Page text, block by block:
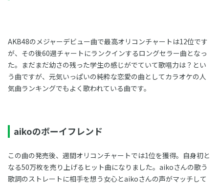
AKB48のメジャーデビュー曲で最高オリコンチャートは12位です
が、その後60週チャートにランクインするロングセラー曲となっ
た。まだまだ幼さの残った学生の感じがでていて歌唱力は？とい
う曲ですが、元気いっぱいの純粋な恋愛の曲としてカラオケの人
気曲ランキングでもよく歌われている曲です。
aikoのボーイフレンド
この曲の発売後、週間オリコンチャートでは1位を獲得。自身初と
なる50万枚を売り上げるヒット曲になりました。aikoさんの歌う
歌詞のストレートに相手を想う女心とaikoさんの声がマッチして